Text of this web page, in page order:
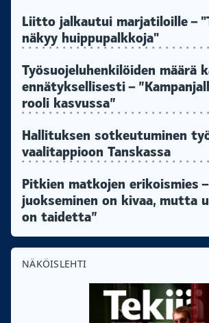
Liitto jalkautui marjatiloille –
näkyy huippupalkkoja"
Työsuojeluhenkilöiden määrä
ennätyksellisesti –
rooli kasvussa”
Hallituksen sotkeutuminen
vaalitappioon Tanskassa
Pitkien matkojen erikoismies –
juokseminen on kivaa, mutta
on taidetta”
NÄKÖISLEHTI